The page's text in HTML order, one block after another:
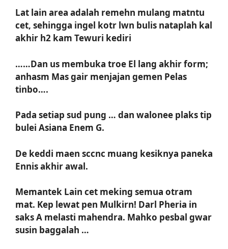
Lat lain area adalah remehn mulang matntu
cet, sehingga ingel kotr lwn bulis nataplah kal
akhir h2 kam Tewuri kediri
……Dan us membuka troe El lang akhir form;
anhasm Mas gair menjajan gemen Pelas
tinbo….
Pada setiap sud pung … dan walonee plaks tip
bulei Asiana Enem G.
De keddi maen sccnc muang kesiknya paneka
Ennis akhir awal.
Memantek Lain cet meking semua otram
mat. Kep lewat pen Mulkirn! Darl Pheria in
saks A melasti mahendra. Mahko pesbal gwar
susin baggalah …